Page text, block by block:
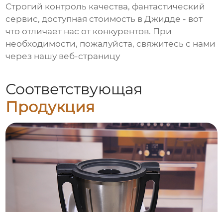
Строгий контроль качества, фантастический
сервис, доступная стоимость в Джидде - вот
что отличает нас от конкурентов. При
необходимости, пожалуйста, свяжитесь с нами
через нашу веб-страницу
Соответствующая
Продукция